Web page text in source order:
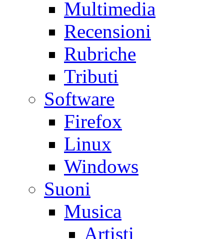
Multimedia
Recensioni
Rubriche
Tributi
Software
Firefox
Linux
Windows
Suoni
Musica
Artisti